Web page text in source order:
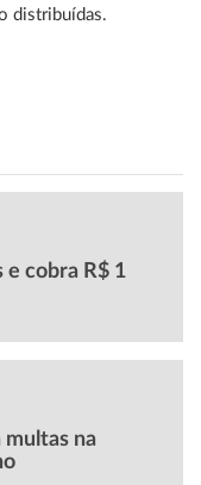
distribuídas.
e cobra R$ 1
na